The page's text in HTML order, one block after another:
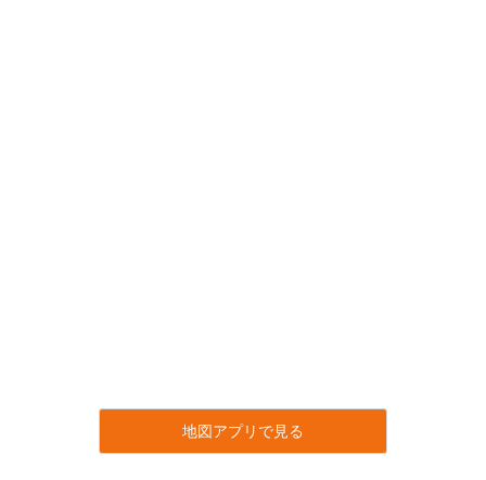
地図アプリで見る